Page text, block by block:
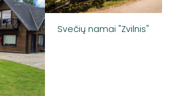
Svečių namai "Zvilnis"